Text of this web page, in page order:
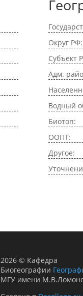
Округ РФ:
Субъект
Адм.
Водный
Биотоп:
ООПТ:
Другое:
2026 © Кафедра
Биогеографии
МГУ имени